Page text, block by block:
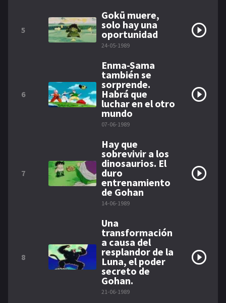
5
Gokū muere,
solo hay una
oportunidad
24-05-1989
6
Enma-Sama
también se
sorprende.
Habrá que
luchar en el otro
mundo
07-06-1989
7
Hay que
sobrevivir a los
dinosaurios. El
duro
entrenamiento
de Gohan
14-06-1989
8
Una
transformación
a causa del
resplandor de la
Luna, el poder
secreto de
Gohan.
21-06-1989